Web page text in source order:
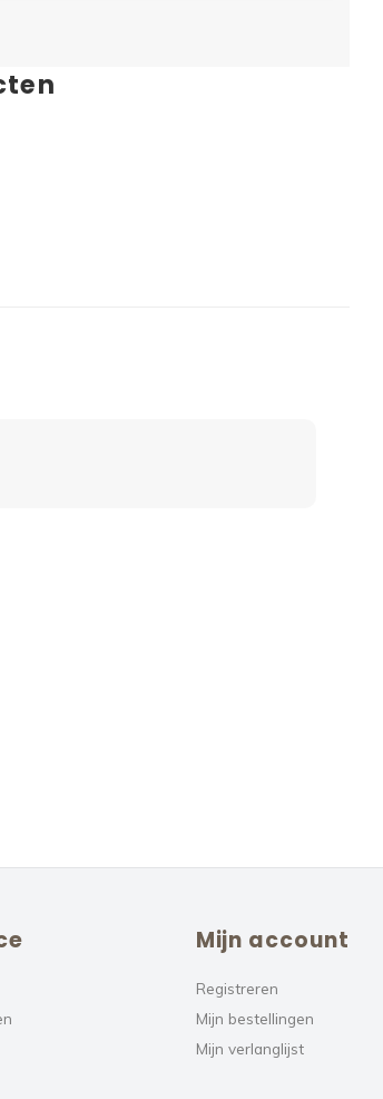
Mijn account
Registreren
Mijn bestellingen
Mijn verlanglijst